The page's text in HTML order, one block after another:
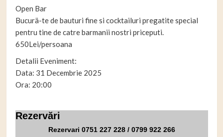
Open Bar
Bucurä-te de bauturi fine si cocktailuri pregatite special
pentru tine de catre barmanii nostri priceputi.
650Lei/persoana
Detalii Eveniment:
Data: 31 Decembrie 2025
Ora: 20:00
Rezervări
Rezervari 0751 227 228 / 0799 922 266